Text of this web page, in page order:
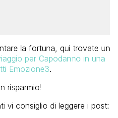
la fortuna, qui trovate un
per Capodanno in una
Emozione3.
risparmio!
vi consiglio di leggere i post: